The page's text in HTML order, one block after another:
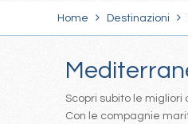
Home Destinazioni
Scopri subito le
Con le compagnie